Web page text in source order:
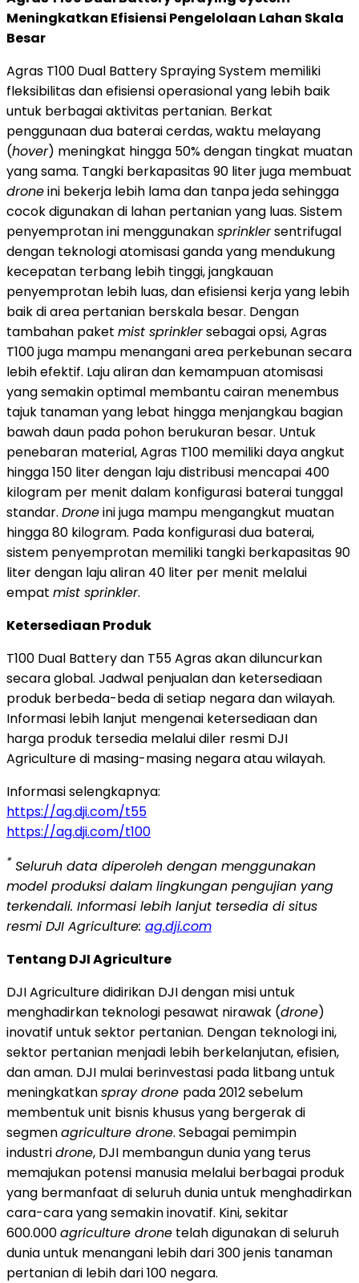
Meningkatkan Efisiensi Pengelolaan Lahan Skala
Besar
Agras T100 Dual Battery Spraying System memiliki
fleksibilitas dan efisiensi operasional yang lebih baik
untuk berbagai aktivitas pertanian. Berkat
penggunaan dua baterai cerdas, waktu melayang
(hover) meningkat hingga 50% dengan tingkat muatan
yang sama. Tangki berkapasitas 90 liter juga membuat
droneini bekerja lebih lama dan tanpa jeda sehingga
cocok digunakan di lahan pertanian yang luas. Sistem
penyemprotan ini menggunakansprinklersentrifugal
dengan teknologi atomisasi ganda yang mendukung
kecepatan terbang lebih tinggi, jangkauan
penyemprotan lebih luas, dan efisiensi kerja yang lebih
baik di area pertanian berskala besar. Dengan
tambahan paket mist sprinklersebagai opsi, Agras
T100 juga mampu menangani area perkebunan secara
lebih efektif. Laju aliran dan kemampuan atomisasi
yang semakin optimal membantu cairan menembus
tajuk tanaman yang lebat hingga menjangkau bagian
bawah daun pada pohon berukuran besar. Untuk
penebaran material, Agras T100 memiliki daya angkut
hingga 150 liter dengan laju distribusi mencapai 400
kilogram per menit dalam konfigurasi baterai tunggal
standar. Droneini juga mampu mengangkut muatan
hingga 80 kilogram. Pada konfigurasi dua baterai,
sistem penyemprotan memiliki tangki berkapasitas 90
liter dengan laju aliran 40 liter per menit melalui
empat mist sprinkler.
Ketersediaan Produk
T100 Dual Battery dan T55 Agras akan diluncurkan
secara global. Jadwal penjualan dan ketersediaan
produk berbeda-beda di setiap negara dan wilayah.
Informasi lebih lanjut mengenai ketersediaan dan
harga produk tersedia melalui diler resmi DJI
Agriculture di masing-masing negara atau wilayah.
Informasi selengkapnya:
https://ag.dji.com/t55
https://ag.dji.com/t100
* Seluruh data diperoleh dengan menggunakan
model produksi dalam lingkungan pengujian yang
terkendali. Informasi lebih lanjut tersedia di situs
resmi DJI Agriculture: ag.dji.com
Tentang DJI Agriculture
DJI Agriculture didirikan DJI dengan misi untuk
menghadirkan teknologi pesawat nirawak (drone)
inovatif untuk sektor pertanian. Dengan teknologi ini,
sektor pertanian menjadi lebih berkelanjutan, efisien,
dan aman. DJI mulai berinvestasi pada litbang untuk
meningkatkanspray drone pada 2012 sebelum
membentuk unit bisnis khusus yang bergerak di
segmenagriculture drone. Sebagai pemimpin
industridrone, DJI membangun dunia yang terus
memajukan potensi manusia melalui berbagai produk
yang bermanfaat di seluruh dunia untuk menghadirkan
cara-cara yang semakin inovatif. Kini, sekitar
600.000agriculture drone telah digunakan di seluruh
dunia untuk menangani lebih dari 300 jenis tanaman
pertanian di lebih dari 100 negara.